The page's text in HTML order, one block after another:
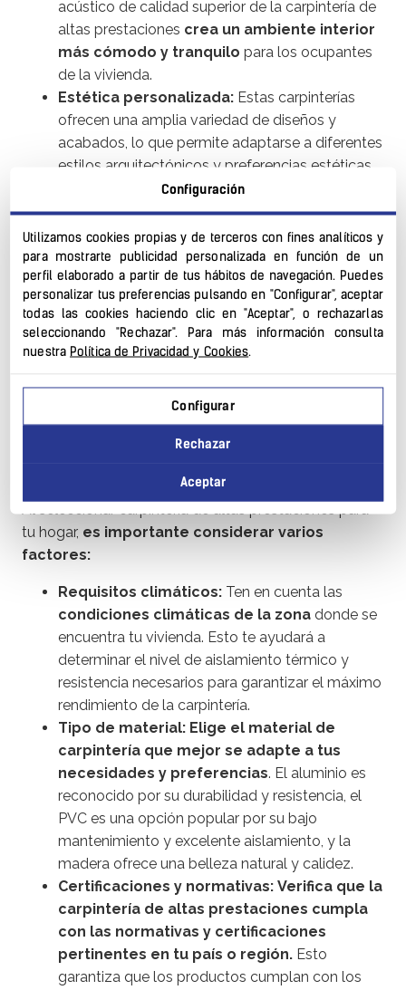
acústico de calidad superior de la carpintería de
altas prestaciones crea un ambiente interior
más cómodo y tranquilo para los ocupantes
de la vivienda.
Estética personalizada: Estas carpinterías
ofrecen una amplia variedad de diseños y
acabados, lo que permite adaptarse a diferentes
estilos arquitectónicos y preferencias estéticas.
Esto significa que puedes encontrar la
carpintería perfecta paracomplementar el
diseño y la apariencia de tu hogar.
Valor de reventa:La carpintería de altas
prestaciones agrega valor a tu propiedad, ya
que ofrece un aspecto más moderno y mayor
eficiencia energética, lo que puede ser unfactor
atractivo para posibles compradores en el
4. Cómo elegir carpintería
de altas prestaciones:
Al seleccionar carpintería de altas prestaciones para
tu hogar, es importante considerar varios
factores:
Requisitos climáticos: Ten en cuenta las
condiciones climáticas de la zona donde se
encuentra tu vivienda. Esto te ayudará a
determinar el nivel de aislamiento térmico y
resistencia necesarios para garantizar el máximo
rendimiento de la carpintería.
Tipo de material: Elige el material de
carpintería que mejor se adapte a tus
necesidades y preferencias. El aluminio es
reconocido por su durabilidad y resistencia, el
PVC es una opción popular por su bajo
mantenimiento y excelente aislamiento, y la
madera ofrece una belleza natural y calidez.
Certificaciones y normativas: Verifica que la
carpintería de altas prestaciones cumpla
con las normativas y certificaciones
pertinentes en tu país o región. Esto
garantiza que los productos cumplan con los
Configuración
Utilizamos cookies propias y de terceros con fines analíticos y
para mostrarte publicidad personalizada en función de un
perfil elaborado a partir de tus hábitos de navegación. Puedes
personalizar tus preferencias pulsando en "Configurar", aceptar
todas las cookies haciendo clic en "Aceptar", o rechazarlas
seleccionando "Rechazar". Para más información consulta
nuestra Política de Privacidad y Cookies.
Configurar
Rechazar
Aceptar